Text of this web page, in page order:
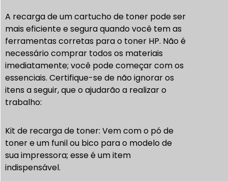
A recarga de um cartucho de toner pode ser
mais eficiente e segura quando você tem as
ferramentas corretas para o toner HP. Não é
necessário comprar todos os materiais
imediatamente; você pode começar com os
essenciais. Certifique-se de não ignorar os
itens a seguir, que o ajudarão a realizar o
trabalho:
Kit de recarga de toner: Vem com o pó de
toner e um funil ou bico para o modelo de
sua impressora; esse é um item
indispensável.